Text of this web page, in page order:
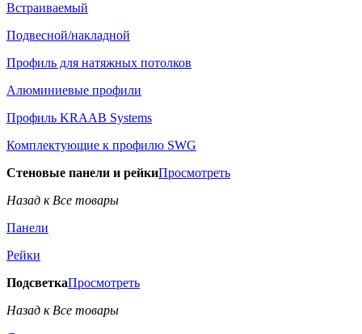
Встраиваемый
Подвесной/накладной
Профиль для натяжных потолков
Алюминиевые профили
Профиль KRAAB Systems
Комплектующие к профилю SWG
Стеновые панели и рейкиПросмотреть
Назад к Все товары
Панели
Рейки
ПодсветкаПросмотреть
Назад к Все товары